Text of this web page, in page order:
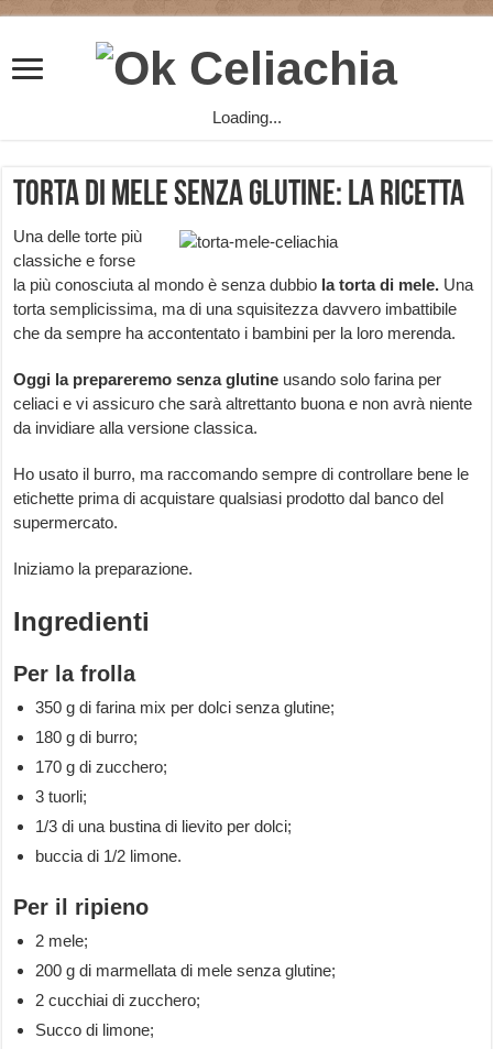
Loading...
Torta di mele senza glutine: la ricetta
Una delle torte più
classiche e forse
la più conosciuta al mondo è senza dubbio la torta di mele. Una
torta semplicissima, ma di una squisitezza davvero imbattibile
che da sempre ha accontentato i bambini per la loro merenda.
Oggi la prepareremo senza glutine usando solo farina per
celiaci e vi assicuro che sarà altrettanto buona e non avrà niente
da invidiare alla versione classica.
Ho usato il burro, ma raccomando sempre di controllare bene le
etichette prima di acquistare qualsiasi prodotto dal banco del
supermercato.
Iniziamo la preparazione.
Ingredienti
Per la frolla
350 g di farina mix per dolci senza glutine;
180 g di burro;
170 g di zucchero;
3 tuorli;
1/3 di una bustina di lievito per dolci;
buccia di 1/2 limone.
Per il ripieno
2 mele;
200 g di marmellata di mele senza glutine;
2 cucchiai di zucchero;
Succo di limone;